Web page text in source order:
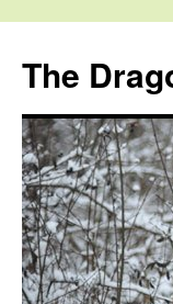
The